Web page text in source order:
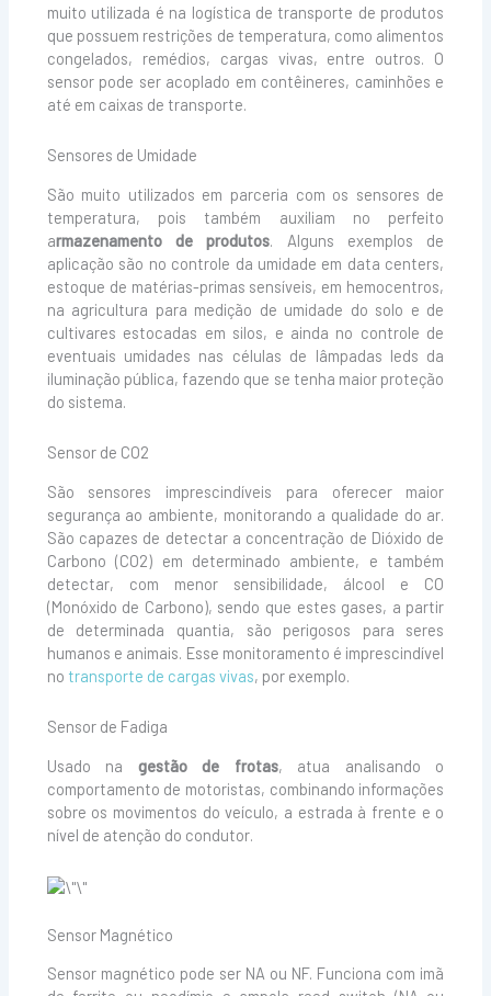
muito utilizada é na logística de transporte de produtos
que possuem restrições de temperatura, como alimentos
congelados, remédios, cargas vivas, entre outros. O
sensor pode ser acoplado em contêineres, caminhões e
até em caixas de transporte.
Sensores de Umidade
São muito utilizados em parceria com os sensores de
temperatura, pois também auxiliam no perfeito
armazenamento de produtos. Alguns exemplos de
aplicação são no controle da umidade em data centers,
estoque de matérias-primas sensíveis, em hemocentros,
na agricultura para medição de umidade do solo e de
cultivares estocadas em silos, e ainda no controle de
eventuais umidades nas células de lâmpadas leds da
iluminação pública, fazendo que se tenha maior proteção
do sistema.
Sensor de CO2
São sensores imprescindíveis para oferecer maior
segurança ao ambiente, monitorando a qualidade do ar.
São capazes de detectar a concentração de Dióxido de
Carbono (CO2) em determinado ambiente, e também
detectar, com menor sensibilidade, álcool e CO
(Monóxido de Carbono), sendo que estes gases, a partir
de determinada quantia, são perigosos para seres
humanos e animais. Esse monitoramento é imprescindível
no transporte de cargas vivas, por exemplo.
Sensor de Fadiga
Usado na gestão de frotas, atua analisando o
comportamento de motoristas, combinando informações
sobre os movimentos do veículo, a estrada à frente e o
nível de atenção do condutor.
Sensor Magnético
Sensor magnético pode ser NA ou NF. Funciona com imã